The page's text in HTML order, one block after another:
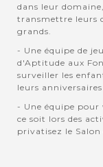
dans leur
transmettre leurs
grands.
- Une équipe de
d'Aptitude aux
surveiller les
leurs anniversaires
- Une équipe pour
ce soit lors des
privatisez le Salon